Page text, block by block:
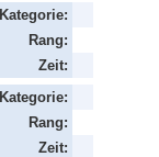
Kategorie:
Rang:
Zeit:
Kategorie:
Rang:
Zeit: